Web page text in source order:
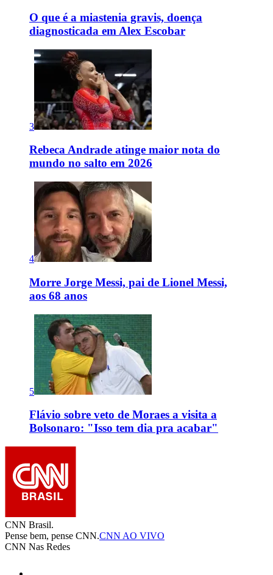
O que é a miastenia gravis, doença
diagnosticada em Alex Escobar
3
Rebeca Andrade atinge maior nota do
mundo no salto em 2026
4
Morre Jorge Messi, pai de Lionel Messi,
aos 68 anos
5
Flávio sobre veto de Moraes a visita a
Bolsonaro: "Isso tem dia pra acabar"
CNN Brasil.
Pense bem, pense CNN.CNN AO VIVO
CNN Nas Redes